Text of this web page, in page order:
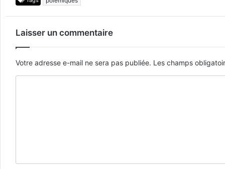
Laisser un commentaire
Votre adresse e-mail ne sera pas publiée. Les champs